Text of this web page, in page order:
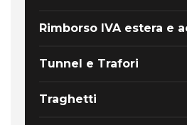
Rimborso IVA estera e
Tunnel e Trafori
Traghetti